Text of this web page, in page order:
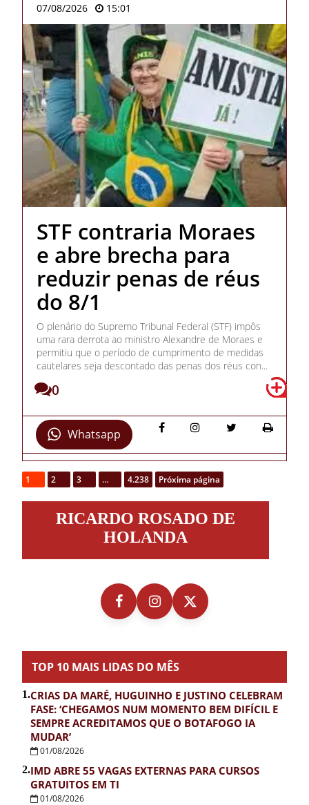
07/08/2026 15:01
STF contraria Moraes
e abre brecha para
reduzir penas de réus
do 8/1
O plenário do Supremo Tribunal Federal (STF) impôs
uma rara derrota ao ministro Alexandre de Moraes e
permitiu que o período de cumprimento de medidas
cautelares seja descontado das penas dos réus con...
0
Whatsapp
1 2 3 … 4.238 Próxima página
RosadoRICARDO ROSADO DE
HOLANDA
TOP 10 MAIS LIDAS DO MÊS
1.CRIAS DA MARÉ, HUGUINHO E JUSTINO CELEBRAM
FASE: ‘CHEGAMOS NUM MOMENTO BEM DIFÍCIL E
SEMPRE ACREDITAMOS QUE O BOTAFOGO IA
MUDAR’
01/08/2026
2.IMD ABRE 55 VAGAS EXTERNAS PARA CURSOS
GRATUITOS EM TI
01/08/2026